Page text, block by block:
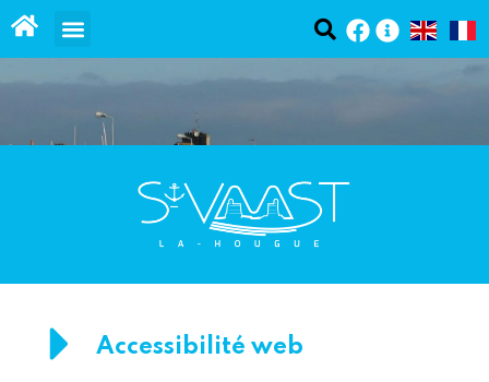
Panneau de gestion des cookies
principal
Accessibilité web